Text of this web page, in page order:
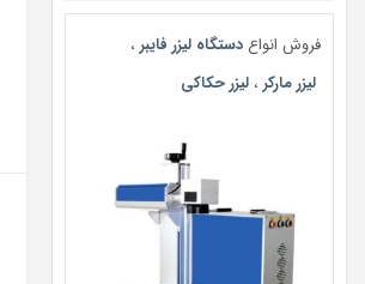
فروش انواع دستگاه لیزر فایبر ،
لیزر مارکر ، لیزر حکاکی